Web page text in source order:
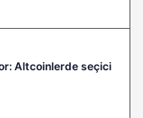
Altcoinlerde seçici